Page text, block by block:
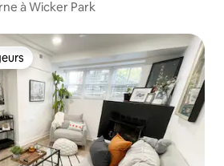
à Wicker Park